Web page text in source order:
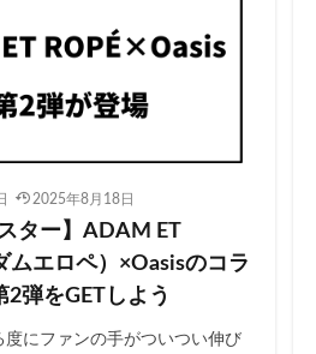
2025年8月18日
ター】ADAM ET
ムエロペ）×Oasisのコラ
弾をGETしよう
度にファンの手がついつい伸び